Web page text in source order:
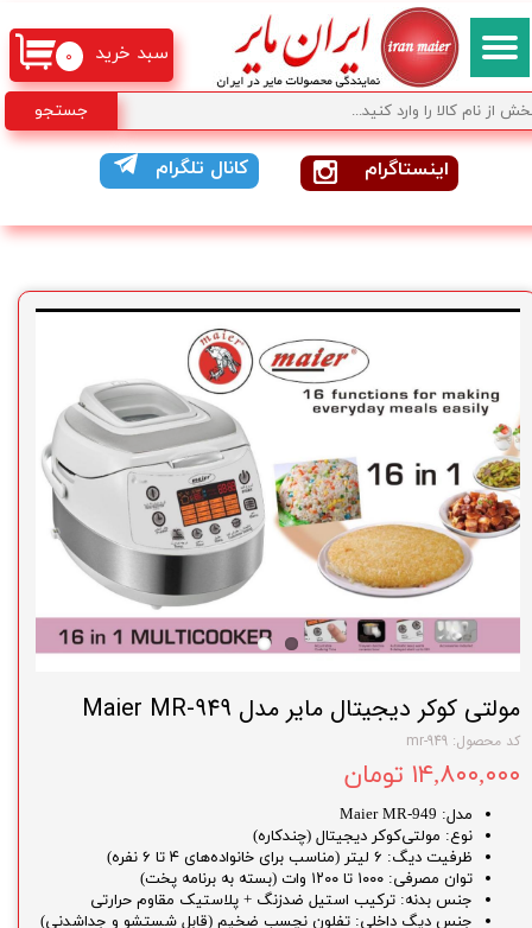
جستجو
کانال تلگرام اینستاگرام
۰ سبد خرید
مولتی کوکر دیجیتال مایر مدل Maier MR-949
کد محصول: mr-949
۱۴,۸۰۰,۰۰۰ تومان
مدل: Maier MR-949
نوع: مولتی‌کوکر دیجیتال (چندکاره)
ظرفیت دیگ: ۶ لیتر (مناسب برای خانواده‌های ۴ تا ۶ نفره)
توان مصرفی: ۱۰۰۰ تا ۱۲۰۰ وات (بسته به برنامه پخت)
جنس بدنه: ترکیب استیل ضدزنگ + پلاستیک مقاوم حرارتی
جنس دیگ داخلی: تفلون نچسب ضخیم (قابل شستشو و جداشدنی)